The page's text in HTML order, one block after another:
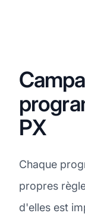
PX
Chaque
propres
d'elles est